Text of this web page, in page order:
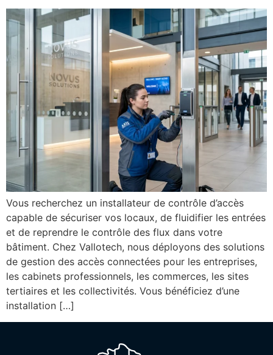
Vous recherchez un installateur de contrôle d’accès
capable de sécuriser vos locaux, de fluidifier les entrées
et de reprendre le contrôle des flux dans votre
bâtiment. Chez Vallotech, nous déployons des solutions
de gestion des accès connectées pour les entreprises,
les cabinets professionnels, les commerces, les sites
tertiaires et les collectivités. Vous bénéficiez d’une
installation […]